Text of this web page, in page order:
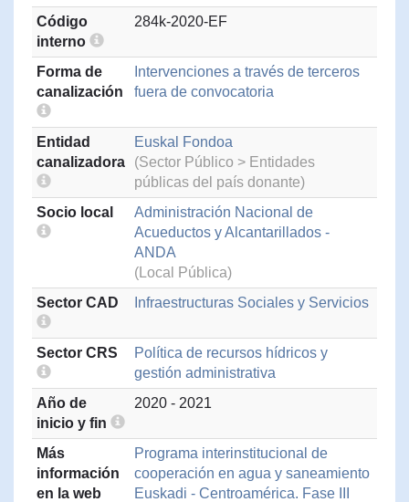
Código
interno
284k-2020-EF
Forma de
canalización
Intervenciones a través de terceros
fuera de convocatoria
Entidad
canalizadora
Euskal Fondoa
(Sector Público > Entidades
públicas del país donante)
Socio local
Administración Nacional de
Acueductos y Alcantarillados -
ANDA
(Local Pública)
Sector CAD
Infraestructuras Sociales y Servicios
Sector CRS
Política de recursos hídricos y
gestión administrativa
Año de
inicio y fin
2020 - 2021
Más
información
en la web
Programa interinstitucional de
cooperación en agua y saneamiento
Euskadi - Centroamérica. Fase III